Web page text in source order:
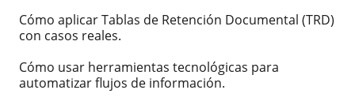
Cómo aplicar Tablas de Retención Documental (TRD)
con casos reales.
Cómo usar herramientas tecnológicas para
automatizar flujos de información.